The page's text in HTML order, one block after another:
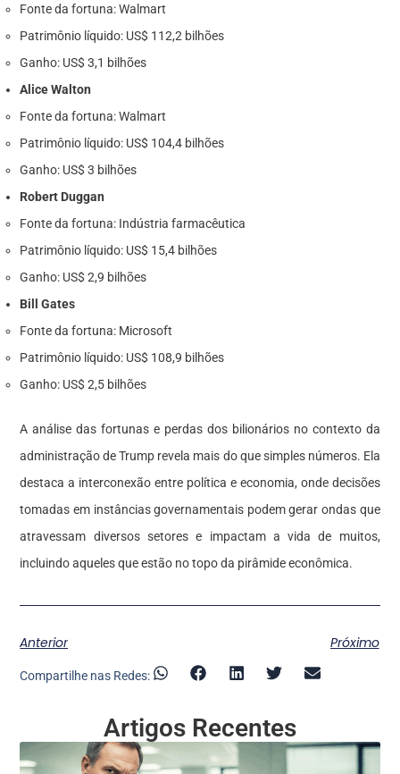
Fonte da fortuna: Walmart
Patrimônio líquido: US$ 112,2 bilhões
Ganho: US$ 3,1 bilhões
Alice Walton
Fonte da fortuna: Walmart
Patrimônio líquido: US$ 104,4 bilhões
Ganho: US$ 3 bilhões
Robert Duggan
Fonte da fortuna: Indústria farmacêutica
Patrimônio líquido: US$ 15,4 bilhões
Ganho: US$ 2,9 bilhões
Bill Gates
Fonte da fortuna: Microsoft
Patrimônio líquido: US$ 108,9 bilhões
Ganho: US$ 2,5 bilhões
A análise das fortunas e perdas dos bilionários no contexto da
administração de Trump revela mais do que simples números. Ela
destaca a interconexão entre política e economia, onde decisões
tomadas em instâncias governamentais podem gerar ondas que
atravessam diversos setores e impactam a vida de muitos,
incluindo aqueles que estão no topo da pirâmide econômica.
Anterior Próximo
Compartilhe nas Redes:
Artigos Recentes